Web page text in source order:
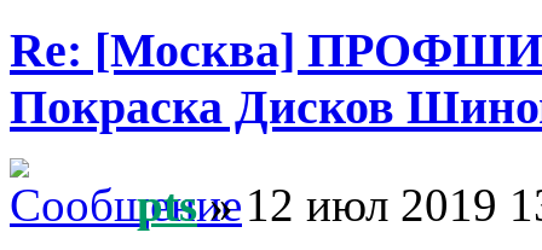
Re: [Москва]
Покраска Дисков
pts» 12 июл 2019